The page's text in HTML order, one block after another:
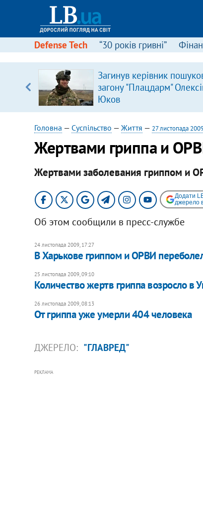
Defense Tech “30 років гривні”
Загинув керівник
загону "Плацдарм"
Юков
Головна — Суспільство — Життя — 27 листопада
Жертвами гриппа и
Жертвами заболевания гриппом и
Додати
джерело
Об этом сообщили в пресс-службе
24 листопада 2009, 17:27
В Харькове гриппом и ОРВИ
25 листопада 2009, 09:10
Количество жертв гриппа возросло в
26 листопада 2009, 08:13
От гриппа уже умерли 404 человека
ДЖЕРЕЛО: "ГЛАВРЕД"
РЕКЛАМА